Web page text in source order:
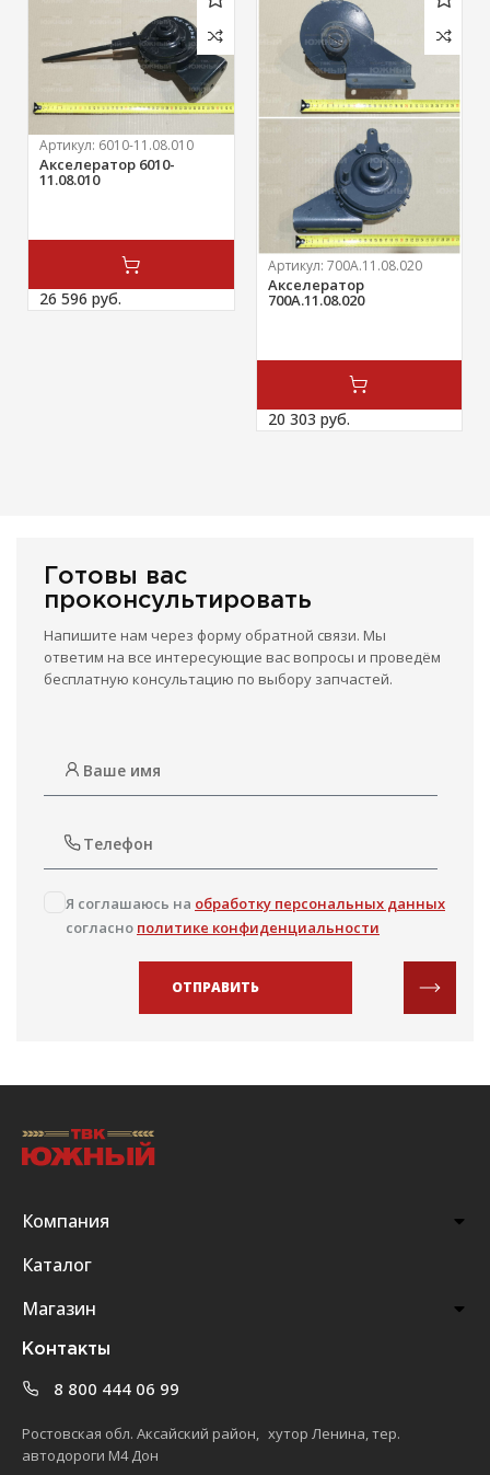
Артикул: 6010-11.08.010
Акселератор 6010-
11.08.010
26 596 руб.
Артикул: 700А.11.08.020
Акселератор
700А.11.08.020
20 303 руб.
Готовы вас
проконсультировать
Напишите нам через форму обратной связи. Мы
ответим на все интересующие вас вопросы и проведём
бесплатную консультацию по выбору запчастей.
Я соглашаюсь на обработку персональных данных
согласно политике конфиденциальности
ОТПРАВИТЬ
Компания
Каталог
Магазин
Контакты
8 800 444 06 99
Ростовская обл. Аксайский район, хутор Ленина, тер.
автодороги М4 Дон